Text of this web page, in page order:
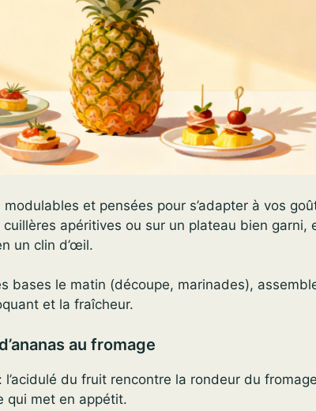
et pensées pour s’adapter à vos
apéritives ou sur un plateau bien garni,
un clin d’œil.
bases le matin (découpe, marinades),
et la fraîcheur.
au fromage
du fruit rencontre la rondeur du
qui met en appétit.